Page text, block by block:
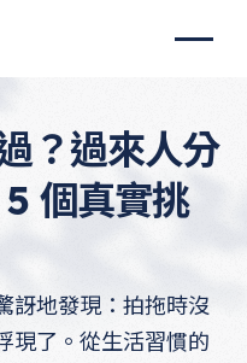
？過來人分
個真實挑
訝地發現：拍拖時沒
現了。從生活習慣的